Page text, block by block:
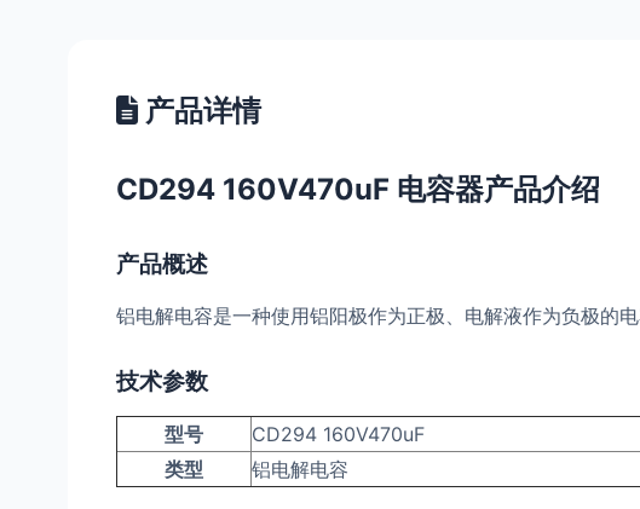
产品详情
CD294 160V470uF 电容器产品介绍
产品概述
铝电解电容是一种使用铝阳极作为正极、电解液作为负极的
技术参数
型号
CD294 160V470uF
类型
铝电解电容